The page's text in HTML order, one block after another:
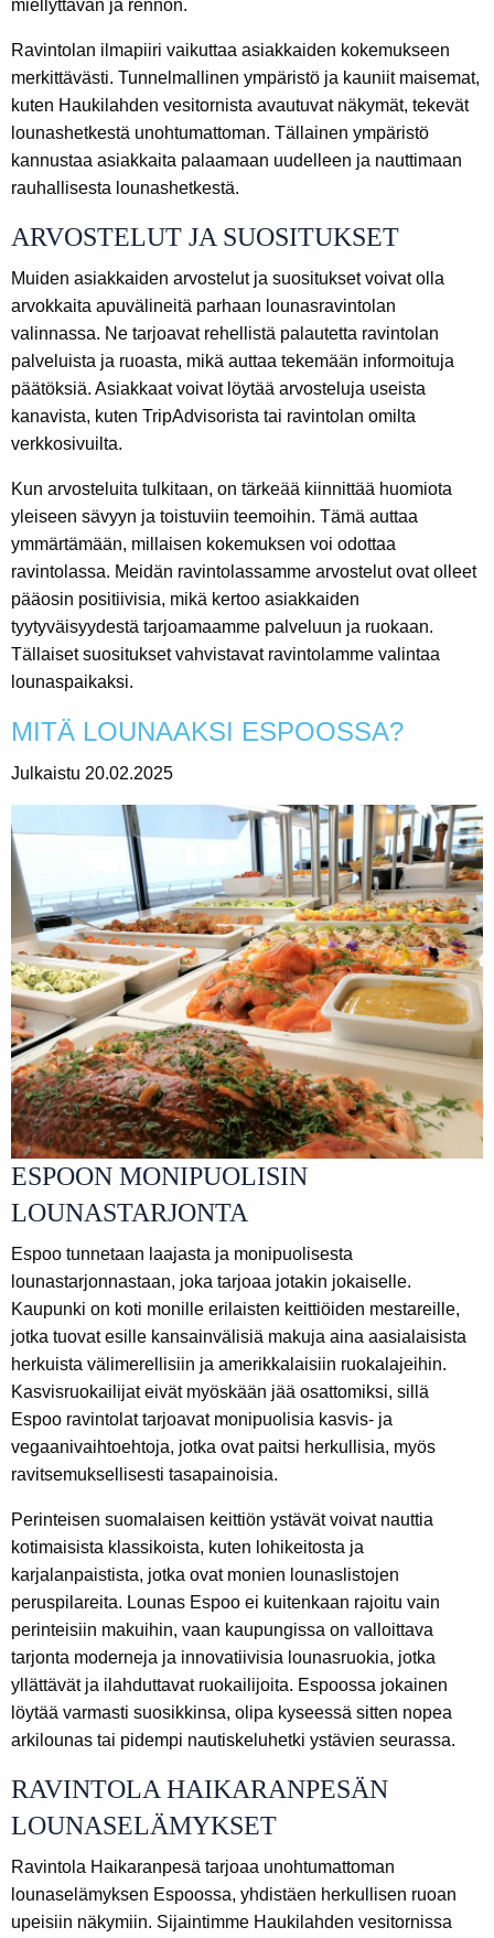
miellyttävän ja rennon.
Ravintolan ilmapiiri vaikuttaa asiakkaiden kokemukseen
merkittävästi. Tunnelmallinen ympäristö ja kauniit maisemat,
kuten Haukilahden vesitornista avautuvat näkymät, tekevät
lounashetkestä unohtumattoman. Tällainen ympäristö
kannustaa asiakkaita palaamaan uudelleen ja nauttimaan
rauhallisesta lounashetkestä.
ARVOSTELUT JA SUOSITUKSET
Muiden asiakkaiden arvostelut ja suositukset voivat olla
arvokkaita apuvälineitä parhaan lounasravintolan
valinnassa. Ne tarjoavat rehellistä palautetta ravintolan
palveluista ja ruoasta, mikä auttaa tekemään informoituja
päätöksiä. Asiakkaat voivat löytää arvosteluja useista
kanavista, kuten TripAdvisorista tai ravintolan omilta
verkkosivuilta.
Kun arvosteluita tulkitaan, on tärkeää kiinnittää huomiota
yleiseen sävyyn ja toistuviin teemoihin. Tämä auttaa
ymmärtämään, millaisen kokemuksen voi odottaa
ravintolassa. Meidän ravintolassamme arvostelut ovat olleet
pääosin positiivisia, mikä kertoo asiakkaiden
tyytyväisyydestä tarjoamaamme palveluun ja ruokaan.
Tällaiset suositukset vahvistavat ravintolamme valintaa
lounaspaikaksi.
MITÄ LOUNAAKSI ESPOOSSA?
Julkaistu 20.02.2025
ESPOON MONIPUOLISIN
LOUNASTARJONTA
Espoo tunnetaan laajasta ja monipuolisesta
lounastarjonnastaan, joka tarjoaa jotakin jokaiselle.
Kaupunki on koti monille erilaisten keittiöiden mestareille,
jotka tuovat esille kansainvälisiä makuja aina aasialaisista
herkuista välimerellisiin ja amerikkalaisiin ruokalajeihin.
Kasvisruokailijat eivät myöskään jää osattomiksi, sillä
Espoo ravintolat tarjoavat monipuolisia kasvis- ja
vegaanivaihtoehtoja, jotka ovat paitsi herkullisia, myös
ravitsemuksellisesti tasapainoisia.
Perinteisen suomalaisen keittiön ystävät voivat nauttia
kotimaisista klassikoista, kuten lohikeitosta ja
karjalanpaistista, jotka ovat monien lounaslistojen
peruspilareita. Lounas Espoo ei kuitenkaan rajoitu vain
perinteisiin makuihin, vaan kaupungissa on valloittava
tarjonta moderneja ja innovatiivisia lounasruokia, jotka
yllättävät ja ilahduttavat ruokailijoita. Espoossa jokainen
löytää varmasti suosikkinsa, olipa kyseessä sitten nopea
arkilounas tai pidempi nautiskeluhetki ystävien seurassa.
RAVINTOLA HAIKARANPESÄN
LOUNASELÄMYKSET
Ravintola Haikaranpesä tarjoaa unohtumattoman
lounaselämyksen Espoossa, yhdistäen herkullisen ruoan
upeisiin näkymiin. Sijaintimme Haukilahden vesitornissa